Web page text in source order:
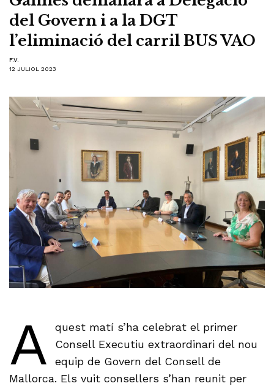
del Govern i a la DGT
l’eliminació del carril BUS VAO
F.V.
12 JULIOL 2023
A
quest matí s’ha celebrat el primer
Consell Executiu extraordinari del nou
equip de Govern del Consell de
Mallorca. Els vuit consellers s’han reunit per